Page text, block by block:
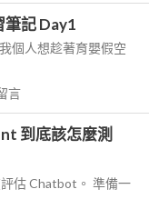
記 Day1
個人想趁著育嬰假空
言
到底該怎麼測
估 Chatbot。 準備一